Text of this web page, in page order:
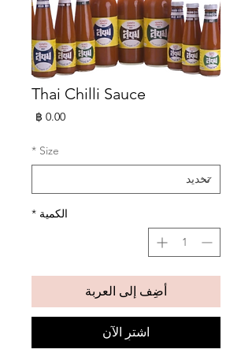
Thai Chilli Sauce
Size
*
الكمية *
أضِف إلى العربة
اشترِ الآن